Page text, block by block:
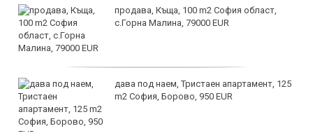
продава, Къща, 100 m2 София област,
с.Горна Малина, 79000 EUR
дава под наем, Тристаен апартамент, 125
m2 София, Борово, 950 EUR